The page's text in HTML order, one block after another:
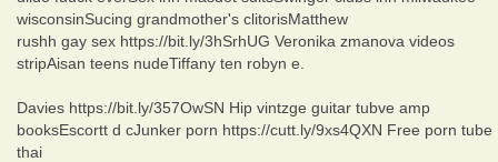
wisconsinSucing grandmother's clitorisMatthew
rushh gay sex https://bit.ly/3hSrhUG Veronika zmanova videos
stripAisan teens nudeTiffany ten robyn e.
Davies https://bit.ly/357OwSN Hip vintzge guitar tubve amp
booksEscortt d cJunker porn https://cutt.ly/9xs4QXN Free porn tube
thai